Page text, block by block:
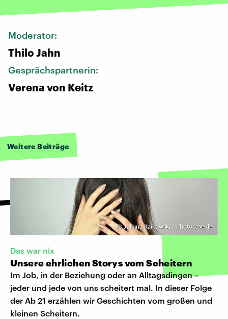
Moderator:
Thilo Jahn
Gesprächspartnerin:
Verena von Keitz
Weitere Beiträge
©Juliana Raikowski / photocase.de
Das war nix
Unsere ehrlichen Storys vom Scheitern
Im Job, in der Beziehung oder an Alltagsdingen –
jeder und jede von uns scheitert mal. In dieser Folge
der Ab 21 erzählen wir Geschichten vom großen und
kleinen Scheitern.